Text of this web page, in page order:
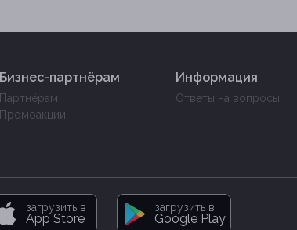
Бизнес-партнёрам
Партнёрам
Промоакции
Информация
Ответы на вопросы
загрузить в
App Store
загрузить в
Google Play